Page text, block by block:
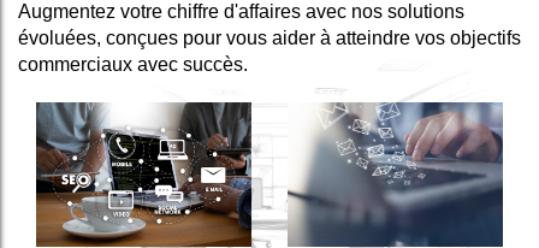
Augmentez votre chiffre d'affaires avec nos solutions
évoluées, conçues pour vous aider à atteindre vos objectifs
commerciaux avec succès.